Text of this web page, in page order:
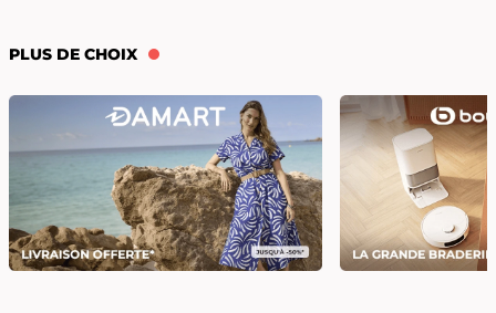
PLUS DE CHOIX